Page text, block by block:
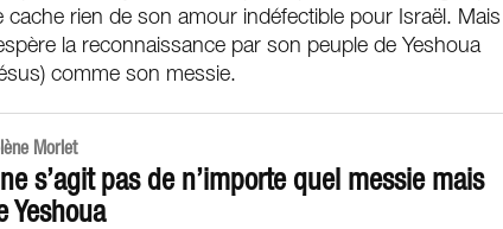
cache rien de son amour indéfectible pour Israël. Mais
la reconnaissance par son peuple de Yeshoua
comme son messie.
Morlet
s’agit pas de n’importe quel messie mais
Yeshoua